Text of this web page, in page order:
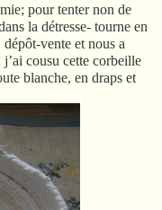
pour tenter non de
la détresse- tourne en
vente et nous a
cousu cette corbeille
blanche, en draps et